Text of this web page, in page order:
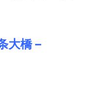
大橋 –